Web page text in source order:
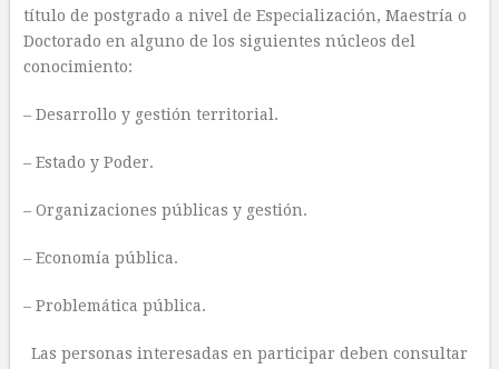
título de postgrado a nivel de Especialización, Maestría o
Doctorado en alguno de los siguientes núcleos del
conocimiento:
– Desarrollo y gestión territorial.
– Estado y Poder.
– Organizaciones públicas y gestión.
– Economía pública.
– Problemática pública.
Las personas interesadas en participar deben consultar